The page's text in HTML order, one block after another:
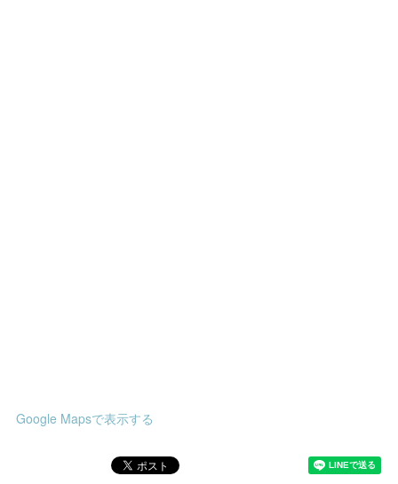
Google Mapsで表示する